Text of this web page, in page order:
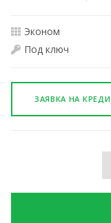
Эконом
Под ключ
ЗАЯВКА НА